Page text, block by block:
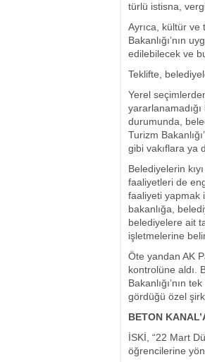
türlü istisna,
Ayrıca, kültür ve
Bakanlığı’nın
edilebilecek ve
Teklifte,
Yerel
durumunda,
Turizm
gibi vakıflara ya
Belediyelerin
faaliyetleri de
faaliyeti yapmak
bakanlığa,
belediyelere ait
işletmelerine
Öte yandan AK
kontrolüne aldı.
Bakanlığı’nın
gördüğü özel
BETON
İSKİ, “22 Mart
öğrencilerine